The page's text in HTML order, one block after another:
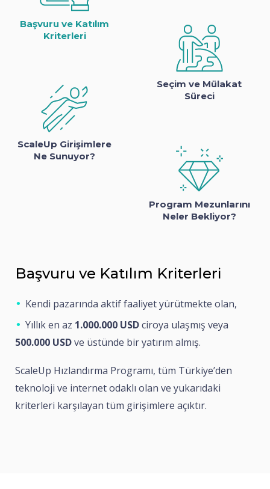
Başvuru ve Katılım
Kriterleri
Seçim ve Mülakat
Süreci
ScaleUp Girişimlere
Ne Sunuyor?
Program Mezunlarını
Neler Bekliyor?
Başvuru ve Katılım Kriterleri
Kendi pazarında aktif faaliyet yürütmekte olan,
Yıllık en az 1.000.000 USDciroya ulaşmış veya
500.000 USDve üstünde bir yatırım almış.
ScaleUp Hızlandırma Programı, tüm Türkiye’den
teknoloji ve internet odaklı olan ve yukarıdaki
kriterleri karşılayan tüm girişimlere açıktır.